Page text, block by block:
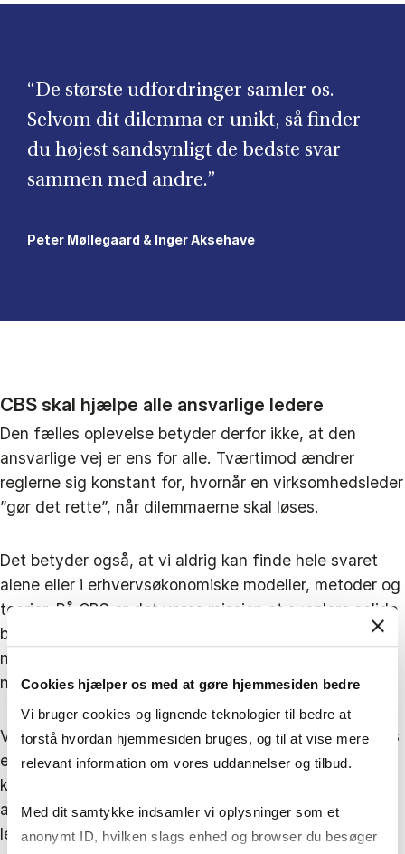
Cookies hjælper os med at gøre hjemmesiden bedre
Vi bruger cookies og lignende teknologier til bedre at
forstå hvordan hjemmesiden bruges, og til at vise mere
relevant information om vores uddannelser og tilbud.
Med dit samtykke indsamler vi oplysninger som et
anonymt ID, hvilken slags enhed og browser du besøger
“De største udfordringer samler os.
Selvom dit dilemma er unikt, så finder
du højest sandsynligt de bedste svar
sammen med andre.”
Peter Møllegaard & Inger Aksehave
CBS skal hjælpe alle ansvarlige ledere
Den fælles oplevelse betyder derfor ikke, at den
ansvarlige vej er ens for alle. Tværtimod ændrer
reglerne sig konstant for, hvornår en virksomhedsleder
”gør det rette”, når dilemmaerne skal løses.
Det betyder også, at vi aldrig kan finde hele svaret
alene eller i erhvervsøkonomiske modeller, metoder og
teorier. På CBS er det vores mission at supplere solide
business-uddannelser med netværk, refleksion og
nysgerrighed for dansk erhvervslivs reflekterende og
nysgerrige ledere.
Vi insisterer på at tage ansvar for virksomhedslederes
evne til at finde løsninger i dilemmaer og skabe
konkurrenceevne gennem udfordringer. Vi tager
ansvar for, at flere vil interessere sig for ansvarlig
ledelse – og at skabe interessante tilbud til dem, der